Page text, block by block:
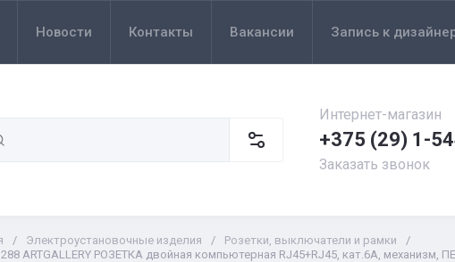
Новости Контакты Вакансии Запись к
Интернет-магазин
+375 (29) 1-
Заказать звонок
/ Электроустановочные изделия / Розетки, выключатели и рамки
/
ARTGALLERY РОЗЕТКА двойная компьютерная RJ45+RJ45, кат.6А, механизм,